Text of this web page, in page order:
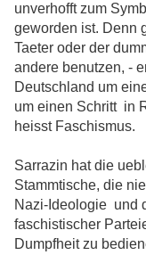
unverhofft zum
geworden ist. Denn
Taeter oder der
andere benutzen, -
Deutschland um
um einen Schritt in
heisst Faschismus.
Sarrazin hat die
Stammtische, die
Nazi-Ideologie und
faschistischer
Dumpfheit zu